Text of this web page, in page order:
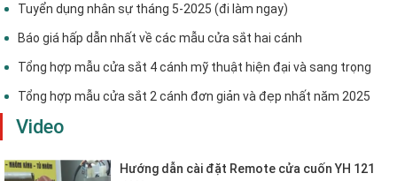
Tuyển dụng nhân sự tháng 5-2025 (đi làm ngay)
Báo giá hấp dẫn nhất về các mẫu cửa sắt hai cánh
Tổng hợp mẫu cửa sắt 4 cánh mỹ thuật hiện đại và sang trọng
Tổng hợp mẫu cửa sắt 2 cánh đơn giản và đẹp nhất năm 2025
Video
Hướng dẫn cài đặt Remote cửa cuốn YH 121